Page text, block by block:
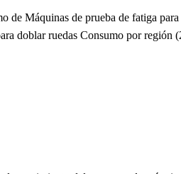
de Máquinas de prueba de fatiga
doblar ruedas Consumo por región